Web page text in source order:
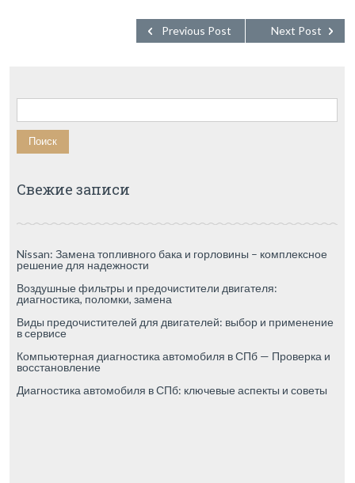
Next Post
Previous Post
Найти:
Свежие записи
Nissan: Замена топливного бака и горловины – комплексное
решение для надежности
Воздушные фильтры и предочистители двигателя:
диагностика, поломки, замена
Виды предочистителей для двигателей: выбор и применение
в сервисе
Компьютерная диагностика автомобиля в СПб — Проверка и
восстановление
Диагностика автомобиля в СПб: ключевые аспекты и советы